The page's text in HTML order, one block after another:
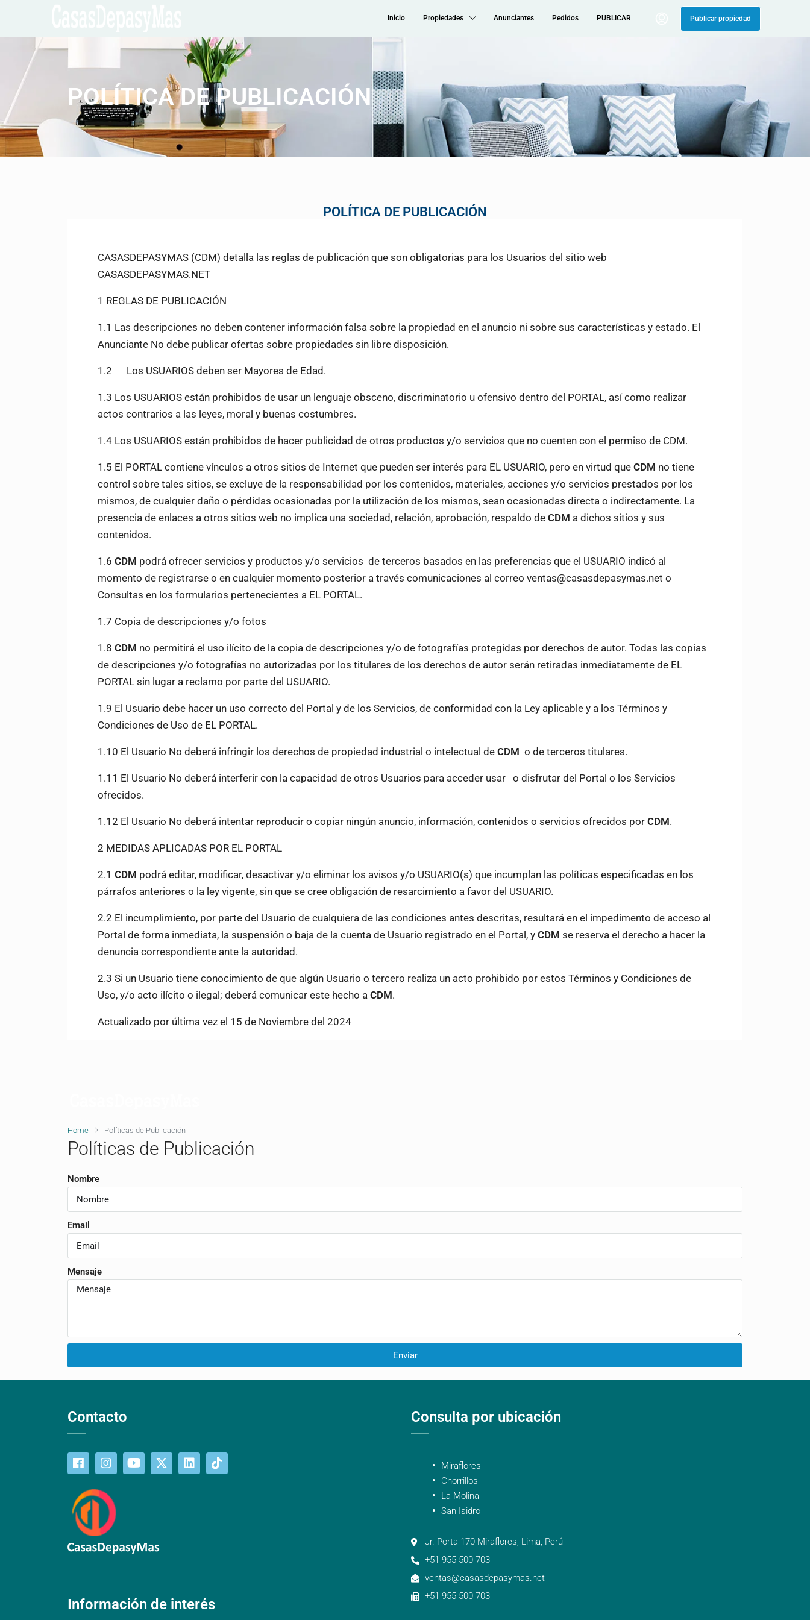
Inicio Propiedades Anunciantes Pedidos PUBLICAR Publicar propiedad
POLÍTICA DE PUBLICACIÓN
POLÍTICA DE PUBLICACIÓN
CASASDEPASYMAS (CDM) detalla las reglas de publicación que son obligatorias para los Usuarios del sitio web
CASASDEPASYMAS.NET
1 REGLAS DE PUBLICACIÓN
1.1 Las descripciones no deben contener información falsa sobre la propiedad en el anuncio ni sobre sus características y estado. El
Anunciante No debe publicar ofertas sobre propiedades sin libre disposición.
1.2 Los USUARIOS deben ser Mayores de Edad.
1.3 Los USUARIOS están prohibidos de usar un lenguaje obsceno, discriminatorio u ofensivo dentro del PORTAL, así como realizar
actos contrarios a las leyes, moral y buenas costumbres.
1.4 Los USUARIOS están prohibidos de hacer publicidad de otros productos y/o servicios que no cuenten con el permiso de CDM.
1.5 El PORTAL contiene vínculos a otros sitios de Internet que pueden ser interés para EL USUARIO, pero en virtud que CDM no tiene
control sobre tales sitios, se excluye de la responsabilidad por los contenidos, materiales, acciones y/o servicios prestados por los
mismos, de cualquier daño o pérdidas ocasionadas por la utilización de los mismos, sean ocasionadas directa o indirectamente. La
presencia de enlaces a otros sitios web no implica una sociedad, relación, aprobación, respaldo de CDM a dichos sitios y sus
contenidos.
1.6 CDM podrá ofrecer servicios y productos y/o servicios de terceros basados en las preferencias que el USUARIO indicó al
momento de registrarse o en cualquier momento posterior a través comunicaciones al correo ventas@casasdepasymas.net o
Consultas en los formularios pertenecientes a EL PORTAL.
1.7 Copia de descripciones y/o fotos
1.8 CDM no permitirá el uso ilícito de la copia de descripciones y/o de fotografías protegidas por derechos de autor. Todas las copias
de descripciones y/o fotografías no autorizadas por los titulares de los derechos de autor serán retiradas inmediatamente de EL
PORTAL sin lugar a reclamo por parte del USUARIO.
1.9 El Usuario debe hacer un uso correcto del Portal y de los Servicios, de conformidad con la Ley aplicable y a los Términos y
Condiciones de Uso de EL PORTAL.
1.10 El Usuario No deberá infringir los derechos de propiedad industrial o intelectual de CDM o de terceros titulares.
1.11 El Usuario No deberá interferir con la capacidad de otros Usuarios para acceder usar o disfrutar del Portal o los Servicios
ofrecidos.
1.12 El Usuario No deberá intentar reproducir o copiar ningún anuncio, información, contenidos o servicios ofrecidos por CDM.
2 MEDIDAS APLICADAS POR EL PORTAL
2.1 CDM podrá editar, modificar, desactivar y/o eliminar los avisos y/o USUARIO(s) que incumplan las políticas especificadas en los
párrafos anteriores o la ley vigente, sin que se cree obligación de resarcimiento a favor del USUARIO.
2.2 El incumplimiento, por parte del Usuario de cualquiera de las condiciones antes descritas, resultará en el impedimento de acceso al
Portal de forma inmediata, la suspensión o baja de la cuenta de Usuario registrado en el Portal, y CDM se reserva el derecho a hacer la
denuncia correspondiente ante la autoridad.
2.3 Si un Usuario tiene conocimiento de que algún Usuario o tercero realiza un acto prohibido por estos Términos y Condiciones de
Uso, y/o acto ilícito o ilegal; deberá comunicar este hecho a CDM.
Actualizado por última vez el 15 de Noviembre del 2024
Home Políticas de Publicación
Políticas de Publicación
Nombre
Email
Mensaje
Enviar
Contacto
Información de interés
Consulta por ubicación
Miraflores
Chorrillos
La Molina
San Isidro
Jr. Porta 170 Miraflores, Lima, Perú
+51 955 500 703
ventas@casasdepasymas.net
+51 955 500 703